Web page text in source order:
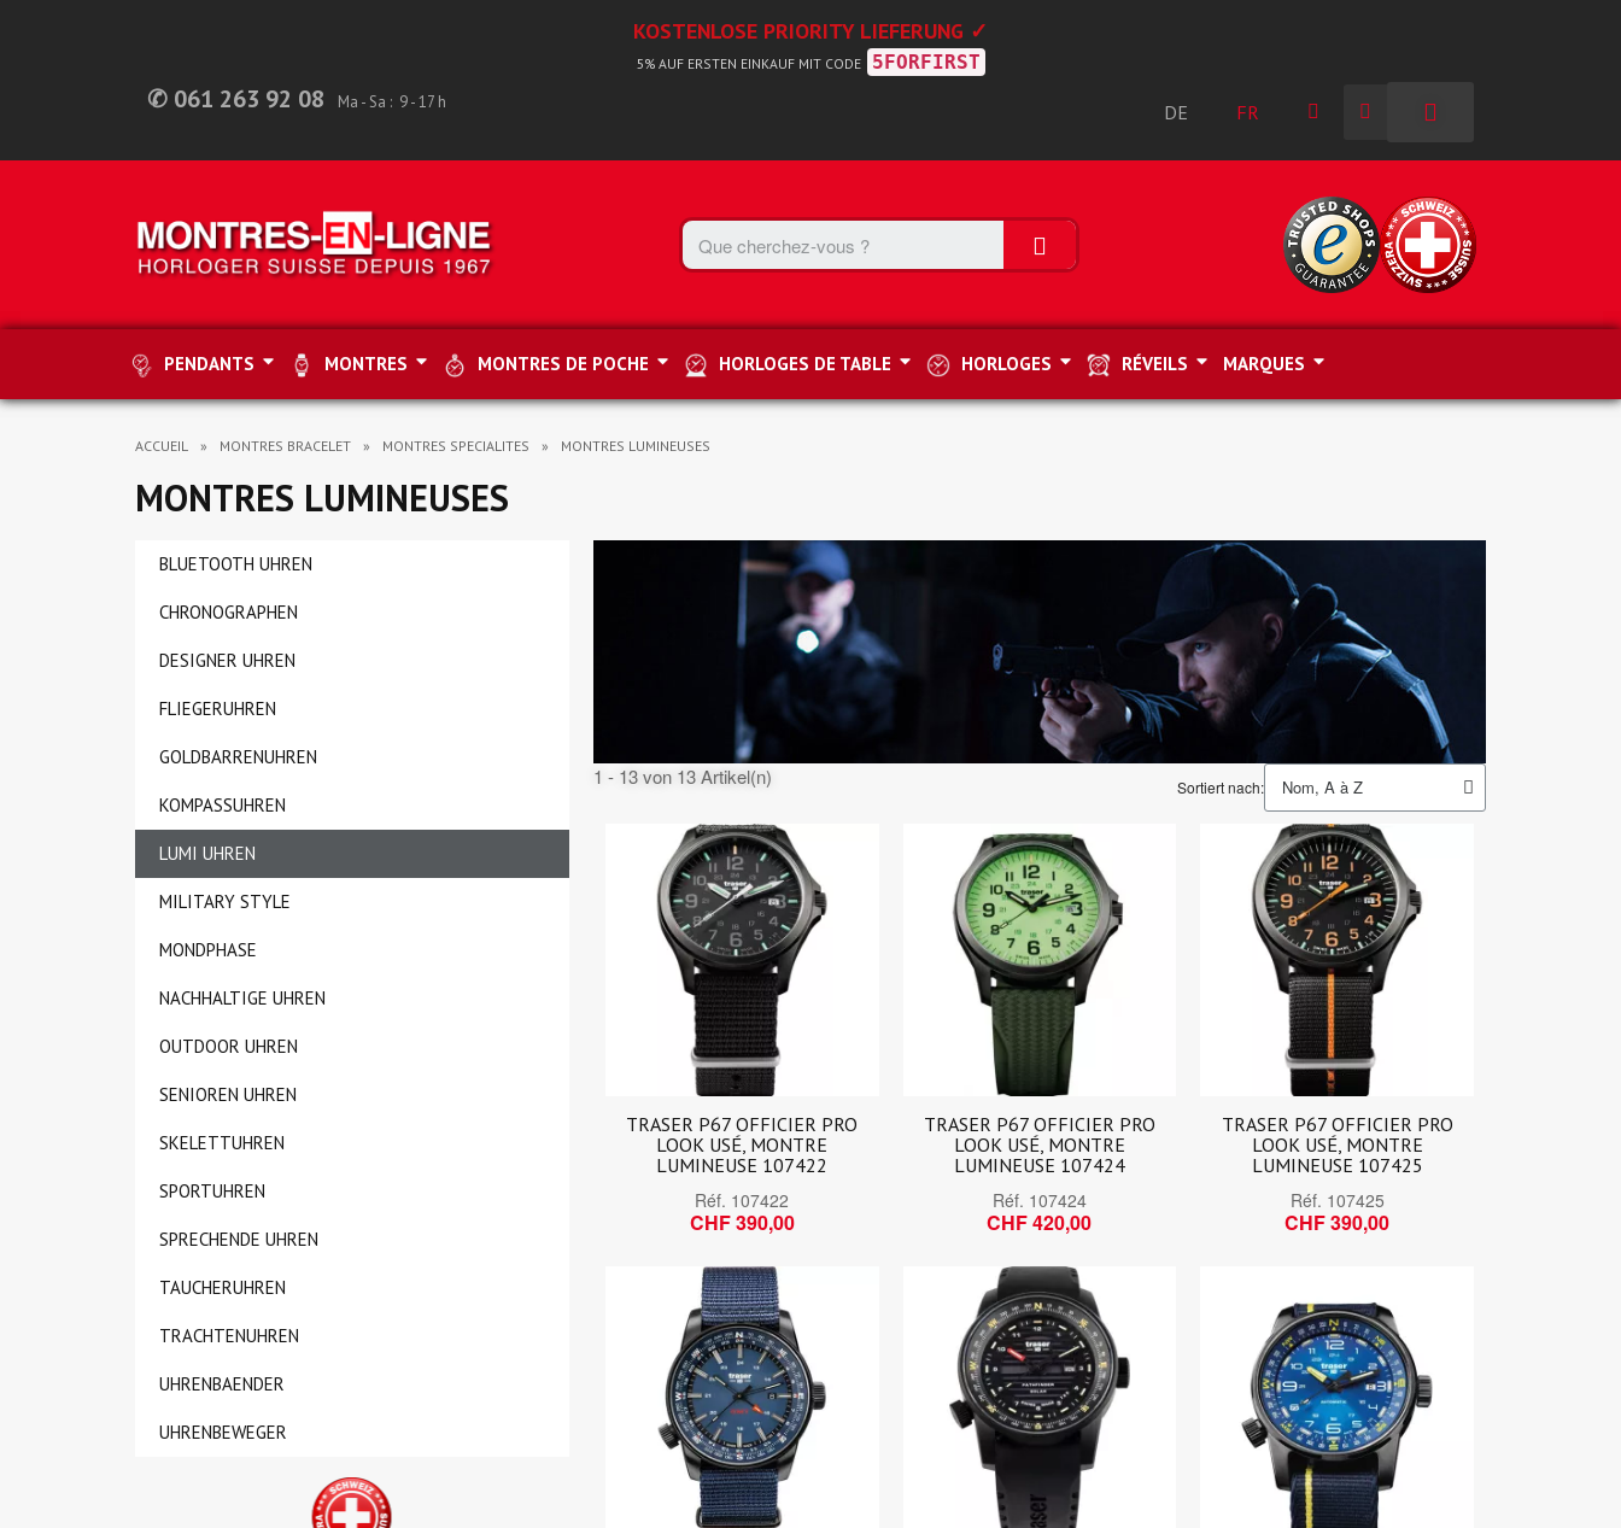
KOSTENLOSE PRIORITY LIEFERUNG ✓
5% AUF ERSTEN EINKAUF MIT CODE 5FORFIRST
✆ 061 263 92 08 Ma - Sa : 9 - 17 h DE FR
PENDANTS MONTRES MONTRES DE POCHE HORLOGES DE TABLE HORLOGES RÉVEILS MARQUES
ACCUEIL MONTRES BRACELET MONTRES SPECIALITES MONTRES LUMINEUSES
MONTRES LUMINEUSES
BLUETOOTH UHREN
CHRONOGRAPHEN
DESIGNER UHREN
FLIEGERUHREN
GOLDBARRENUHREN
KOMPASSUHREN
LUMI UHREN
MILITARY STYLE
MONDPHASE
NACHHALTIGE UHREN
OUTDOOR UHREN
SENIOREN UHREN
SKELETTUHREN
SPORTUHREN
SPRECHENDE UHREN
TAUCHERUHREN
TRACHTENUHREN
UHRENBAENDER
UHRENBEWEGER
1 - 13 von 13 Artikel(n) Sortiert nach:
TRASER P67 OFFICIER PRO
LOOK USÉ, MONTRE
LUMINEUSE 107422
Réf. 107422
CHF 390,00
TRASER P67 OFFICIER PRO
LOOK USÉ, MONTRE
LUMINEUSE 107424
Réf. 107424
CHF 420,00
TRASER P67 OFFICIER PRO
LOOK USÉ, MONTRE
LUMINEUSE 107425
Réf. 107425
CHF 390,00